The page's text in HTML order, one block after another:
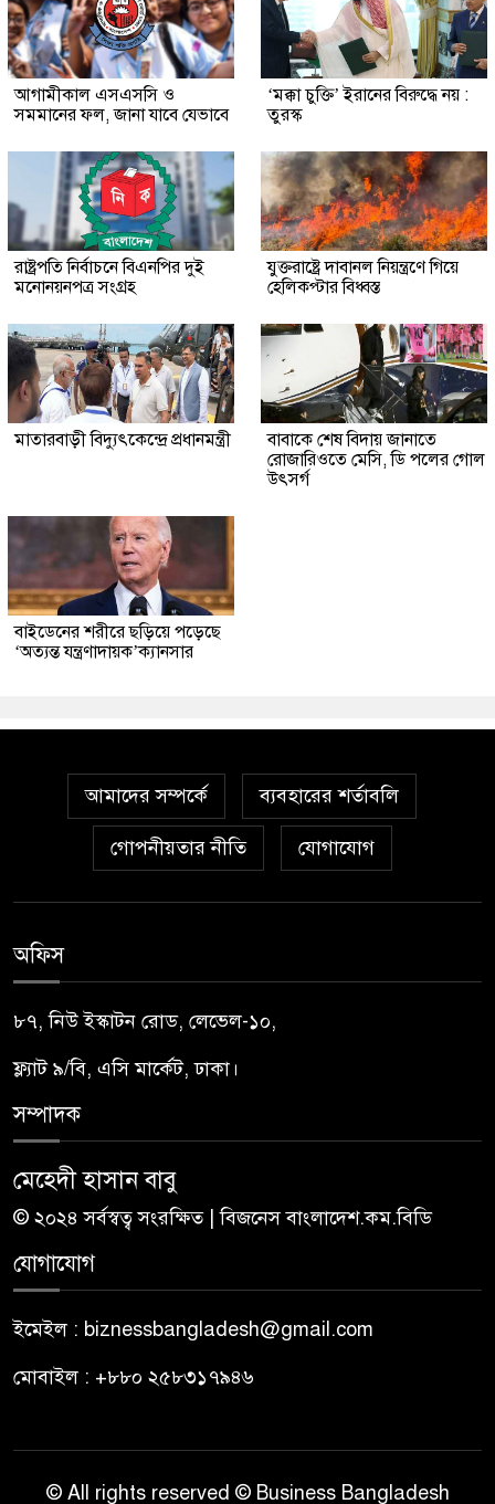
আগামীকাল এসএসসি ও
সমমানের ফল, জানা যাবে যেভাবে
‘মক্কা চুক্তি’ ইরানের বিরুদ্ধে নয় :
তুরস্ক
রাষ্ট্রপতি নির্বাচনে বিএনপির দুই
মনোনয়নপত্র সংগ্রহ
যুক্তরাষ্ট্রে দাবানল নিয়ন্ত্রণে গিয়ে
হেলিকপ্টার বিধ্বস্ত
মাতারবাড়ী বিদ্যুৎকেন্দ্রে প্রধানমন্ত্রী
বাবাকে শেষ বিদায় জানাতে
রোজারিওতে মেসি, ডি পলের গোল
উৎসর্গ
বাইডেনের শরীরে ছড়িয়ে পড়েছে
‘অত্যন্ত যন্ত্রণাদায়ক’ক্যানসার
আমাদের সম্পর্কে ব্যবহারের শর্তাবলি
গোপনীয়তার নীতি যোগাযোগ
অফিস
৮৭, নিউ ইস্কাটন রোড, লেভেল-১০,
ফ্ল্যাট ৯/বি, এসি মার্কেট, ঢাকা।
সম্পাদক
মেহেদী হাসান বাবু
© ২০২৪ সর্বস্বত্ব সংরক্ষিত | বিজনেস বাংলাদেশ.কম.বিডি
যোগাযোগ
ইমেইল : biznessbangladesh@gmail.com
মোবাইল : +৮৮০ ২৫৮৩১৭৯৪৬
© All rights reserved © Business Bangladesh